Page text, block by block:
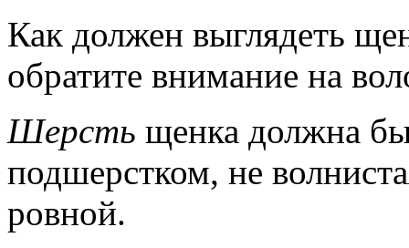
Как должен выглядеть
обратите внимание на
Шерсть щенка должна
подшерстком, не
ровной.